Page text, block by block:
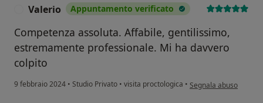
Valerio Appuntamento verificato
Competenza assoluta. Affabile, gentilissimo,
estremamente professionale. Mi ha davvero
colpito
9 febbraio 2024 • Studio Privato • visita proctologica • secondo l'opinione
Segnala abuso